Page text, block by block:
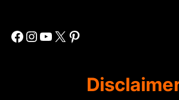
Facebook Instagram YouTube X Pinterest